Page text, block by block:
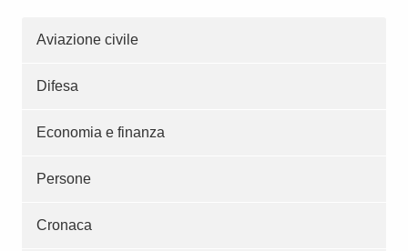
Aviazione civile
Difesa
Economia e finanza
Persone
Cronaca